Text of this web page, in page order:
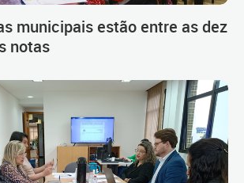
municipais estão entre as dez
notas